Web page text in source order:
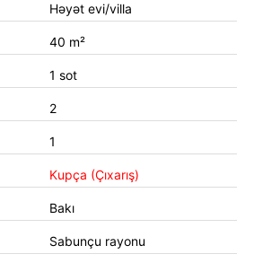
Həyət evi/villa
40 m²
1 sot
2
1
Kupça (Çıxarış)
Bakı
Sabunçu rayonu